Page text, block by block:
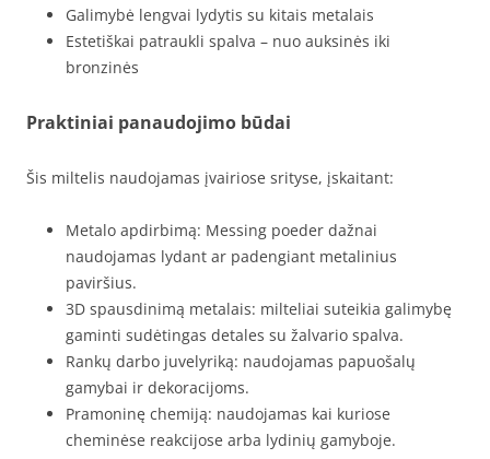
Galimybė lengvai lydytis su kitais metalais
Estetiškai patraukli spalva – nuo auksinės iki
bronzinės
Praktiniai panaudojimo būdai
Šis miltelis naudojamas įvairiose srityse, įskaitant:
Metalo apdirbimą: Messing poeder dažnai
naudojamas lydant ar padengiant metalinius
paviršius.
3D spausdinimą metalais: milteliai suteikia galimybę
gaminti sudėtingas detales su žalvario spalva.
Rankų darbo juvelyriką: naudojamas papuošalų
gamybai ir dekoracijoms.
Pramoninę chemiją: naudojamas kai kuriose
cheminėse reakcijose arba lydinių gamyboje.